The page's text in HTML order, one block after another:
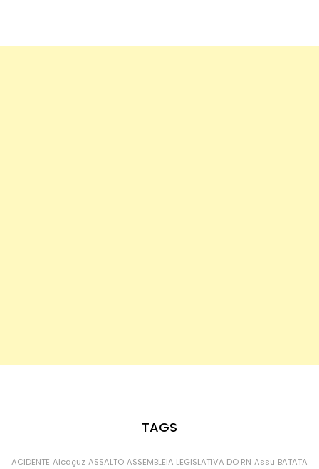
TAGS
ACIDENTE Alcaçuz ASSALTO ASSEMBLEIA LEGISLATIVA DO RN Assu BATATA